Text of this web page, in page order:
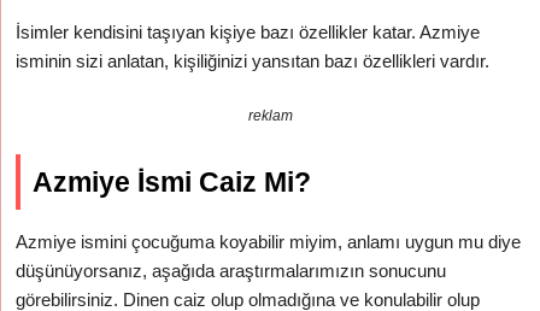
İsimler kendisini taşıyan kişiye bazı özellikler katar. Azmiye
isminin sizi anlatan, kişiliğinizi yansıtan bazı özellikleri vardır.
reklam
Azmiye İsmi Caiz Mi?
Azmiye ismini çocuğuma koyabilir miyim, anlamı uygun mu diye
düşünüyorsanız, aşağıda araştırmalarımızın sonucunu
görebilirsiniz. Dinen caiz olup olmadığına ve konulabilir olup